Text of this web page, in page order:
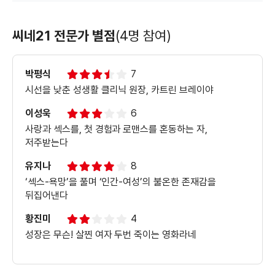
씨네21 전문가 별점(4명 참여)
박평식
7
시선을 낮춘 성생활 클리닉 원장, 카트린 브레이야
이성욱
6
사랑과 섹스를, 첫 경험과 로맨스를 혼동하는 자,
저주받는다
유지나
8
‘섹스-욕망’을 풀며 ‘인간-여성’의 불온한 존재감을
뒤집어낸다
황진미
4
성장은 무슨! 살찐 여자 두번 죽이는 영화라네